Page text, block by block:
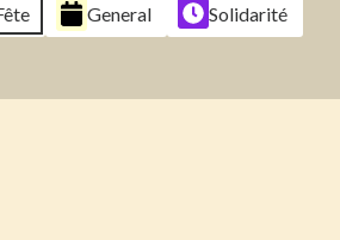
General
Solidarité